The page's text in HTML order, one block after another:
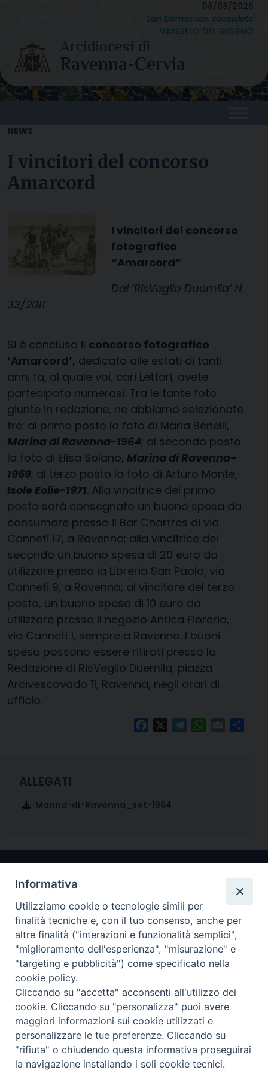
content
08/08/2026
San Domenico, sacerdote
VANGELO DEL GIORNO
NEWS
I vincitori del concorso
Amarcord
I vincitori del concorso
fotografico
“Amarcord”
Dal ‘RisVeglio Duemila’ N.
33/2011
Si è concluso il concorso fotografico
‘Amarcord’, dedicato alle estati di tanti
anni fa, al quale voi, cari Lettori, avete
partecipato numerosi. Tra le tante foto
giunte in redazione, ne abbiamo selezionate
tre: al primo posto la foto di Maria Benelli,
Marina di Ravenna-1964; al secondo posto
la foto di Elisa Solano, Marina di Ravenna-
1969; al terzo posto la foto di Arturo Monte,
Isole Eolie-1971. Alla vincitrice del primo
posto sarà consegnato un buono spesa da
consumare presso il Bar Chartres di via
Canneti 17, a Ravenna; alla vincitrice del
secondo un buono spesa di 20 euro da
utilizzare presso la Libreria San Paolo, via
Canneti 9, a Ravenna; al vincitore del terzo
posto, un buono spesa di 10 euro da
utilizzare presso il negozio Antica Fioreria,
via Canneti 1, sempre a Ravenna. I buoni
spesa possono essere ritirati presso la
Redazione di RisVeglio Duemila, piazza
Arcivescovado 11, Ravenna, negli orari di
ufficio.
FacebookTelegramWhatsApp
Email
Marina-di-Ravenna_set-1964
Arcidiocesi di Ravenna-Cervia
CONTATTI
Piazza Arcivescovado, 1 48121- Ravenna
tel 0544.541655
curia@diocesiravennacervia.it
Per segnalazioni tecniche e aggiornamenti:
Informativa
Utilizziamo cookie o tecnologie simili per
finalità tecniche e, con il tuo consenso, anche per
altre finalità ("interazioni e funzionalità semplici",
"miglioramento dell'esperienza", "misurazione" e
"targeting e pubblicità") come specificato nella
cookie policy.
Cliccando su "accetta" acconsenti all'utilizzo dei
cookie. Cliccando su "personalizza" puoi avere
maggiori informazioni sui cookie utilizzati e
personalizzare le tue preferenze. Cliccando su
"rifiuta" o chiudendo questa informativa proseguirai
la navigazione installando i soli cookie tecnici.